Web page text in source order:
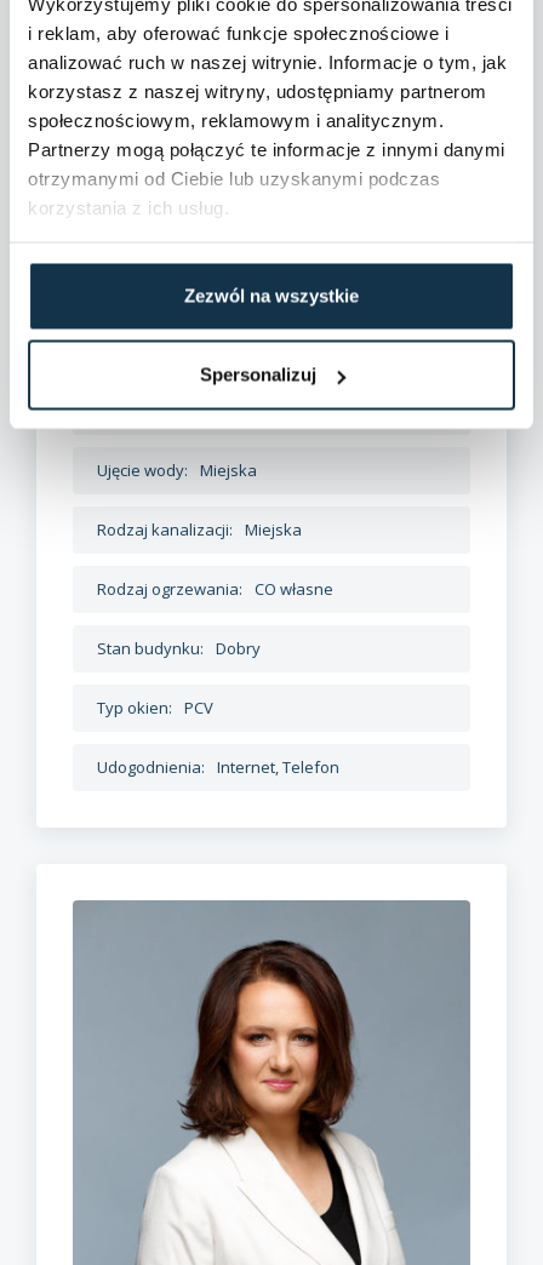
i reklam, aby oferować funkcje społecznościowe i
analizować ruch w naszej witrynie. Informacje o tym, jak
korzystasz z naszej witryny, udostępniamy partnerom
społecznościowym, reklamowym i analitycznym.
Partnerzy mogą połączyć te informacje z innymi danymi
otrzymanymi od Ciebie lub uzyskanymi podczas
korzystania z ich usług.
Zezwól na wszystkie
Spersonalizuj
Dane szczegółowe
Kształt działki: Nieregularny
Droga dojazdowa: Asfaltowa
Prąd: Tak
Ujęcie wody: Miejska
Rodzaj kanalizacji: Miejska
Rodzaj ogrzewania: CO własne
Stan budynku: Dobry
Typ okien: PCV
Udogodnienia: Internet, Telefon